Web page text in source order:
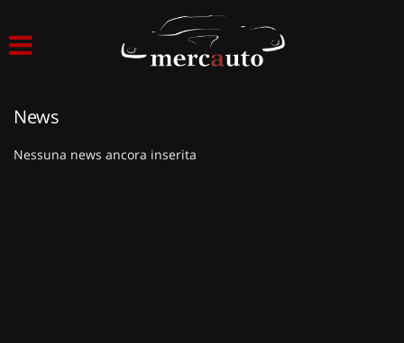
News
Nessuna news ancora inserita